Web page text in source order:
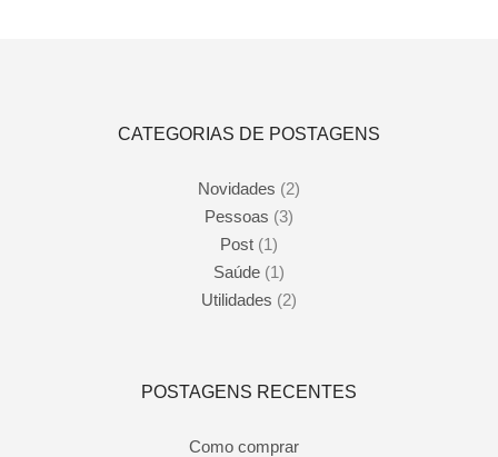
CATEGORIAS DE POSTAGENS
Novidades (2)
Pessoas (3)
Post (1)
Saúde (1)
Utilidades (2)
POSTAGENS RECENTES
Como comprar